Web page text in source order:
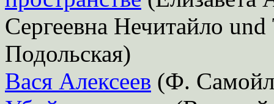
Сергеевна Нечитайло und
Подольская)
Вася Алексеев (Ф.